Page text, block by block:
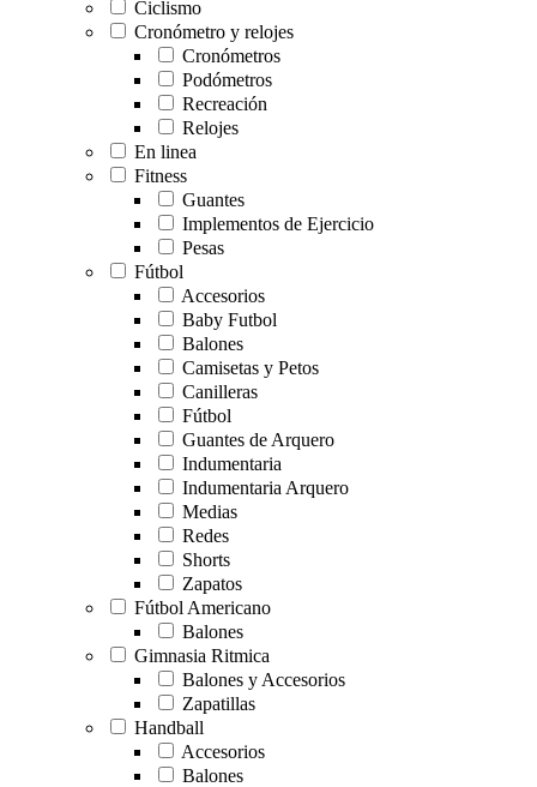
Ciclismo
Cronómetro y relojes
Cronómetros
Podómetros
Recreación
Relojes
En linea
Fitness
Guantes
Implementos de Ejercicio
Pesas
Fútbol
Accesorios
Baby Futbol
Balones
Camisetas y Petos
Canilleras
Fútbol
Guantes de Arquero
Indumentaria
Indumentaria Arquero
Medias
Redes
Shorts
Zapatos
Fútbol Americano
Balones
Gimnasia Ritmica
Balones y Accesorios
Zapatillas
Handball
Accesorios
Balones